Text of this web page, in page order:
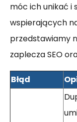
móc ich unikać i
wspierających
przedstawiamy
zaplecza SEO
Błąd